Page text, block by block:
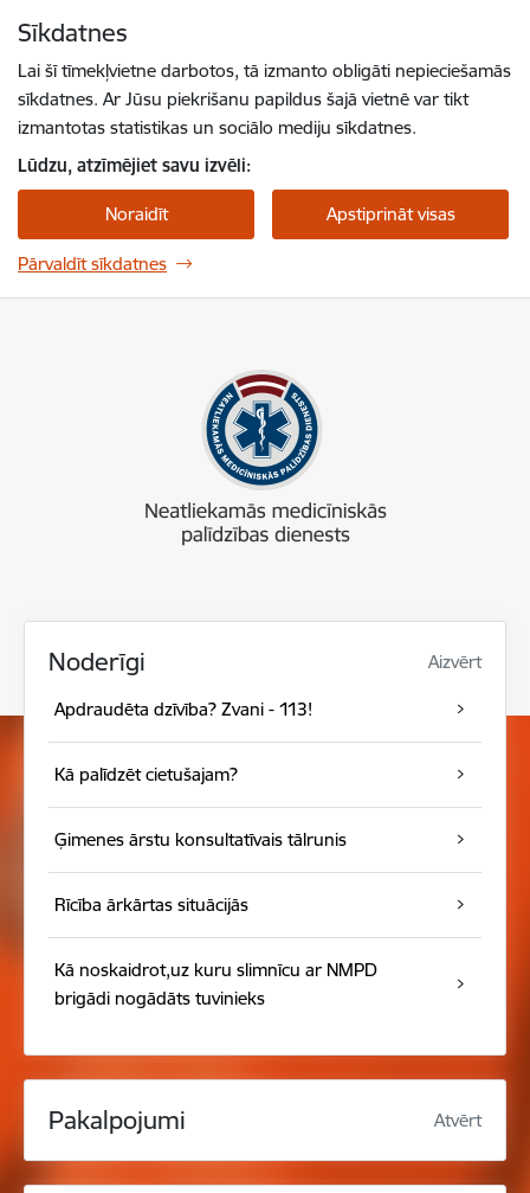
Sīkdatnes
Lai šī tīmekļvietne darbotos, tā izmanto obligāti nepieciešamās
sīkdatnes. Ar Jūsu piekrišanu papildus šajā vietnē var tikt
izmantotas statistikas un sociālo mediju sīkdatnes.
Lūdzu, atzīmējiet savu izvēli:
Noraidīt Apstiprināt visas
Pārvaldīt sīkdatnes
Noderīgi Aizvērt
Apdraudēta dzīvība? Zvani - 113!
Kā palīdzēt cietušajam?
Ģimenes ārstu konsultatīvais tālrunis
Rīcība ārkārtas situācijās
Kā noskaidrot,uz kuru slimnīcu ar NMPD
brigādi nogādāts tuvinieks
Pakalpojumi Atvērt